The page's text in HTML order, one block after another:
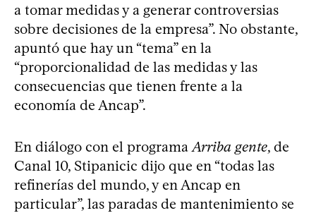
a tomar medidas y a generar controversias
sobre decisiones de la empresa”. No obstante,
apuntó que hay un “tema” en la
“proporcionalidad de las medidas y las
consecuencias que tienen frente a la
economía de Ancap”.
En diálogo con el programa Arriba gente, de
Canal 10, Stipanicic dijo que en “todas las
refinerías del mundo, y en Ancap en
particular”, las paradas de mantenimiento se